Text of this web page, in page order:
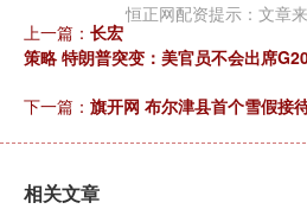
恒正网配资提示：文章
上一篇： 长宏
策略 特朗普突变：美官员不会出席
下一篇： 旗开网 布尔津县首个雪假接
相关文章